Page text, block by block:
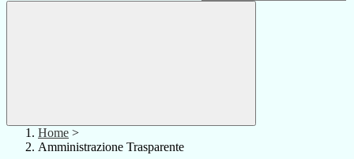
Home >
Amministrazione Trasparente